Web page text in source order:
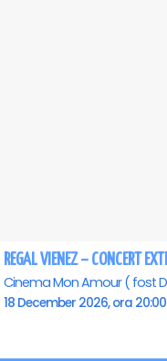
18 December 2026, ora 20:00